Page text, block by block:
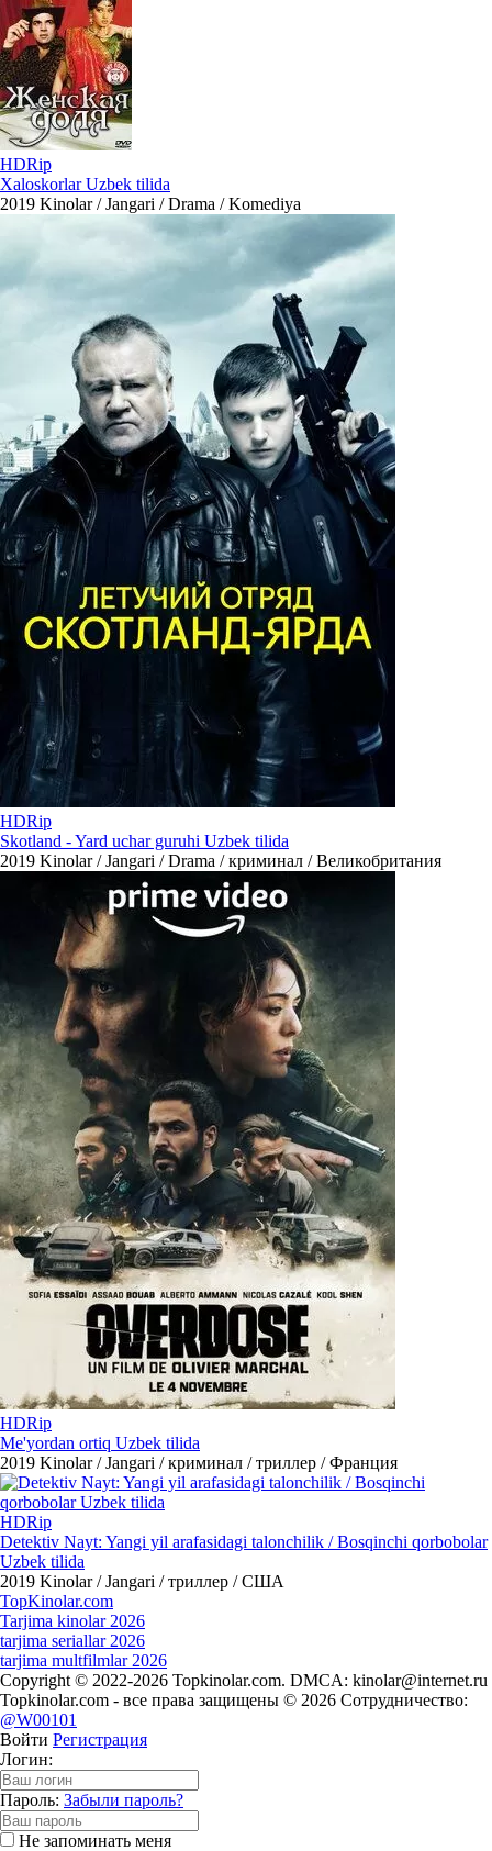
HDRip
Xaloskorlar Uzbek tilida
2019 Kinolar / Jangari / Drama / Komediya
HDRip
Skotland - Yard uchar guruhi Uzbek tilida
2019 Kinolar / Jangari / Drama / криминал / Великобритания
HDRip
Me'yordan ortiq Uzbek tilida
2019 Kinolar / Jangari / криминал / триллер / Франция
HDRip
Detektiv Nayt: Yangi yil arafasidagi talonchilik / Bosqinchi qorbobolar
Uzbek tilida
2019 Kinolar / Jangari / триллер / США
TopKinolar.com
Tarjima kinolar 2026
tarjima seriallar 2026
tarjima multfilmlar 2026
Copyright © 2022-2026 Topkinolar.com. DMCA: kinolar@internet.ru
Topkinolar.com - все права защищены © 2026 Сотрудничество:
@W00101
Войти Регистрация
Логин:
Пароль: Забыли пароль?
Не запоминать меня